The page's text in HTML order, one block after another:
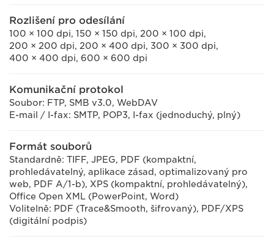
Rozlišení pro odesílání
100 × 100 dpi, 150 × 150 dpi, 200 × 100 dpi,
200 × 200 dpi, 200 × 400 dpi, 300 × 300 dpi,
400 × 400 dpi, 600 × 600 dpi
Komunikační protokol
Soubor: FTP, SMB v3.0, WebDAV
E-mail / I-fax: SMTP, POP3, I-fax (jednoduchý, plný)
Formát souborů
Standardně: TIFF, JPEG, PDF (kompaktní,
prohledávatelný, aplikace zásad, optimalizovaný pro
web, PDF A/1-b), XPS (kompaktní, prohledávatelný),
Office Open XML (PowerPoint, Word)
Volitelně: PDF (Trace&Smooth, šifrovaný), PDF/XPS
(digitální podpis)